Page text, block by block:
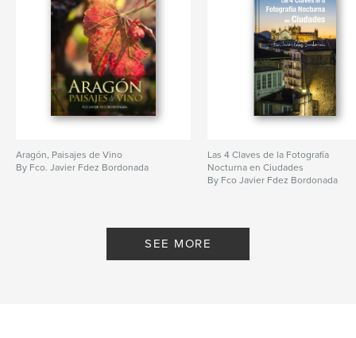
Aragón, Paisajes de Vino
By Fco. Javier Fdez Bordonada
Las 4 Claves de la Fotografía
Nocturna en Ciudades
By Fco Javier Fdez Bordonada
SEE MORE